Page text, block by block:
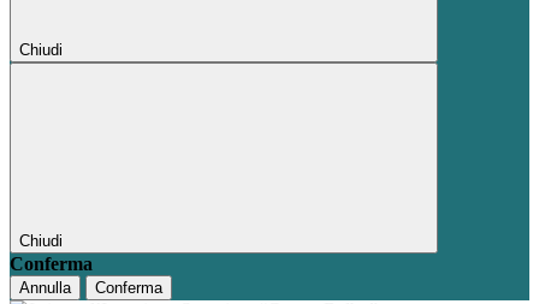
Chiudi
Chiudi
Conferma
Annulla Conferma